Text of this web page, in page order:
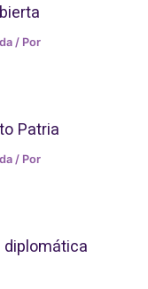
/ Por
Patria
/ Por
diplomática